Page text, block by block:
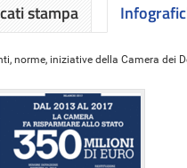
stampa
norme, iniziative della Camera dei